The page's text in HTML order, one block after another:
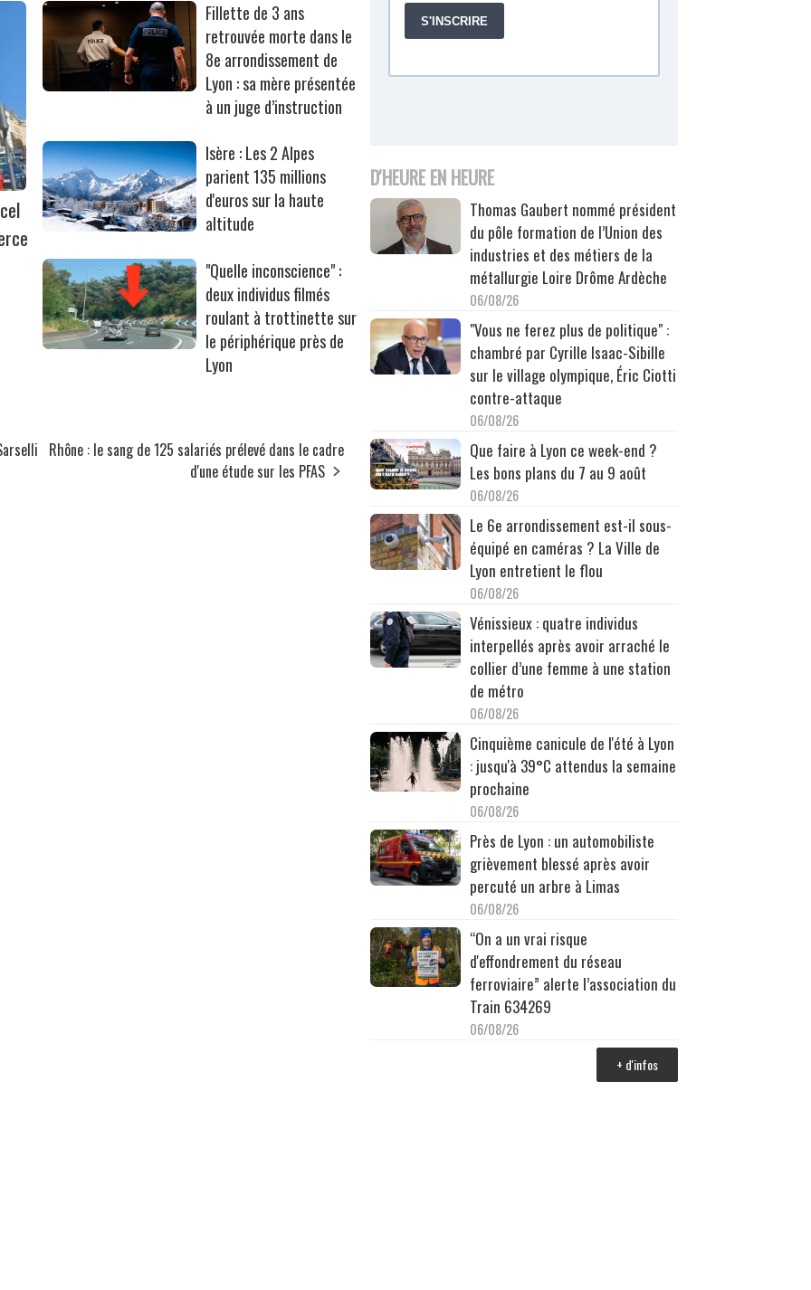
Fillette de 3 ans
retrouvée morte dans le
8e arrondissement de
Lyon : sa mère présentée
à un juge d’instruction
Isère : Les 2 Alpes
parient 135 millions
d'euros sur la haute
altitude
"Quelle inconscience" :
deux individus filmés
roulant à trottinette sur
le périphérique près de
Lyon
Rhône : le sang de 125 salariés prélevé dans le cadre
d'une étude sur les PFAS
D'HEURE EN HEURE
Thomas Gaubert nommé président
du pôle formation de l’Union des
industries et des métiers de la
métallurgie Loire Drôme Ardèche
06/08/26
"Vous ne ferez plus de politique" :
chambré par Cyrille Isaac-Sibille
sur le village olympique, Éric Ciotti
contre-attaque
06/08/26
Que faire à Lyon ce week-end ?
Les bons plans du 7 au 9 août
06/08/26
Le 6e arrondissement est-il sous-
équipé en caméras ? La Ville de
Lyon entretient le flou
06/08/26
Vénissieux : quatre individus
interpellés après avoir arraché le
collier d’une femme à une station
de métro
06/08/26
Cinquième canicule de l'été à Lyon
: jusqu'à 39°C attendus la semaine
prochaine
06/08/26
Près de Lyon : un automobiliste
grièvement blessé après avoir
percuté un arbre à Limas
06/08/26
“On a un vrai risque
d'effondrement du réseau
ferroviaire” alerte l’association du
Train 634269
06/08/26
+ d'infos